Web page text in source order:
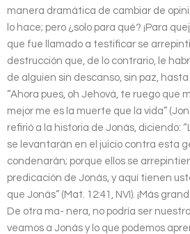
manera dramática de cambiar de
lo hace; pero ¿solo para qué? ¡Para
que fue llamado a testificar se
destrucción que, de lo contrario, le
de alguien sin descanso, sin paz,
“Ahora pues, oh Jehová, te ruego que
mejor me es la muerte que la vida”
refirió a la historia de Jonás, diciendo:
se levantarán en el juicio contra esta
condenarán; porque ellos se
predicación de Jonás, y aquí tienen
que Jonás” (Mat. 12:41, NVI). ¡Más
De otra ma- nera, no podría ser
veamos a Jonás y lo que podemos